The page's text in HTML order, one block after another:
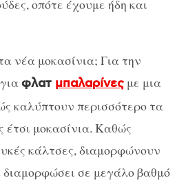
οπότε έχουμε ήδη και
νέα μοκασίνια; Για την
φλατ μπαλαρίνες με μια
καλύπτουν περισσότερο τα
έτσι μοκασίνια. Καθώς
κάλτσες, διαμορφώνουν
σε μεγάλο βαθμό